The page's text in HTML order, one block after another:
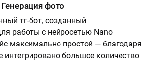
фото
тг-бот, созданный
работы с нейросетью Nano
максимально простой — благодаря
интегрировано большое количество